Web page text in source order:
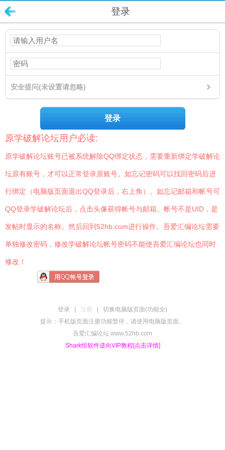
登录
安全提问(未设置请忽略)
登录
原学破解论坛用户必读:
原学破解论坛账号已被系统解除QQ绑定状态，需要重新绑定学破解论
坛原有账号，才可以正常登录原账号。如忘记密码可以找回密码后进
行绑定（电脑版页面退出QQ登录后，右上角）。如忘记邮箱和帐号可
QQ登录学破解论坛后，点击头像获得帐号与邮箱。帐号不是UID，是
发帖时显示的名称。然后回到52hb.com进行操作。吾爱汇编论坛需要
单独修改密码，修改学破解论坛帐号密码不能使吾爱汇编论坛也同时
修改！
登录 注册
切换电脑版页面(功能全)
提示：手机版页面注册功能暂停，请使用电脑版页面。
吾爱汇编论坛 www.52hb.com
Shark恒软件逆向VIP教程[点击详情]